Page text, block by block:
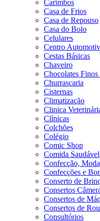
Carimbos
Casa de Frios
Casa de Repouso
Casa do Bolo
Celulares
Centro
Cestas Básicas
Chaveiro
Chocolates Finos
Churrascaria
Cisternas
Climatização
Clinica
Clínicas
Colchões
Colégio
Comic Shop
Comida Saudável
Confecção,
Confecções e
Conserto de
Consertos
Consertos de
Consertos de
Consultórios